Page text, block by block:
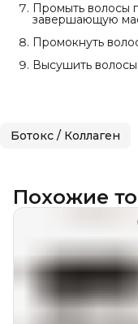
Промыть волосы
завершающую
Промокнуть
Высушить
Ботокс / Коллаген
Похожие